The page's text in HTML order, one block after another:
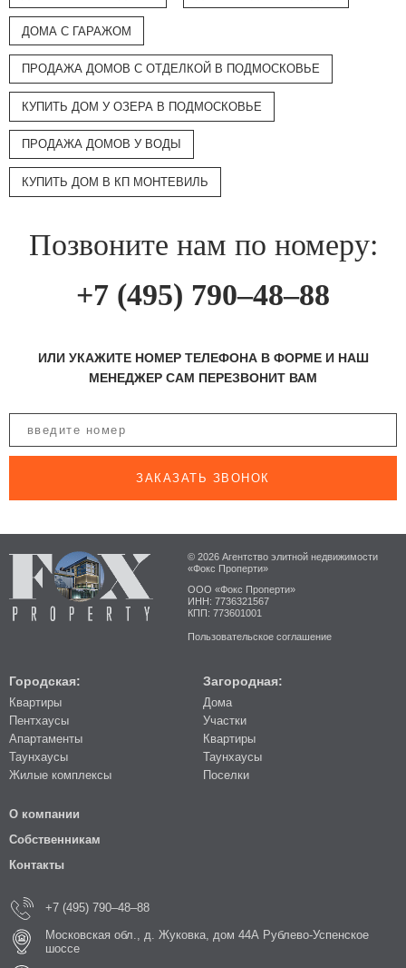
ДОМА С ГАРАЖОМ
ПРОДАЖА ДОМОВ С ОТДЕЛКОЙ В ПОДМОСКОВЬЕ
КУПИТЬ ДОМ У ОЗЕРА В ПОДМОСКОВЬЕ
ПРОДАЖА ДОМОВ У ВОДЫ
КУПИТЬ ДОМ В КП МОНТЕВИЛЬ
Позвоните нам по номеру:
+7 (495) 790–48–88
ИЛИ УКАЖИТЕ НОМЕР ТЕЛЕФОНА В ФОРМЕ И НАШ
МЕНЕДЖЕР САМ ПЕРЕЗВОНИТ ВАМ
ЗАКАЗАТЬ ЗВОНОК
© 2026 Агентство элитной недвижимости
«Фокс Проперти»
ООО «Фокс Проперти»
ИНН: 7736321567
КПП: 773601001
Пользовательское соглашение
Городская:
Квартиры
Пентхаусы
Апартаменты
Таунхаусы
Жилые комплексы
Загородная:
Дома
Участки
Квартиры
Таунхаусы
Поселки
О компании
Собственникам
Контакты
+7 (495) 790–48–88
Московская обл., д. Жуковка, дом 44А Рублево-Успенское
шоссе